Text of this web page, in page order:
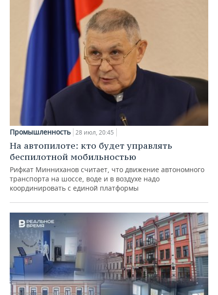
Промышленность 28 июл, 20:45
На автопилоте: кто будет управлять
беспилотной мобильностью
Рифкат Минниханов считает, что движение автономного
транспорта на шоссе, воде и в воздухе надо
координировать с единой платформы